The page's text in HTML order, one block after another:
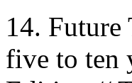
14. Future
five to ten